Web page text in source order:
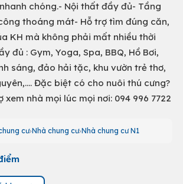
chóng.- Nội thất đầy đủ- Tầng
thoáng mát- Hỗ trợ tìm đúng căn,
KH mà không phải mất nhiều thời
đủ : Gym, Yoga, Spa, BBQ, Hồ Bơi,
sáng, đảo hải tặc, khu vườn trẻ thơ,
Đặc biệt có cho nuôi thú cưng?
xem nhà mọi lúc mọi nơi: 094 996 7722
cư Nhà chung cư Nhà chung cư N1